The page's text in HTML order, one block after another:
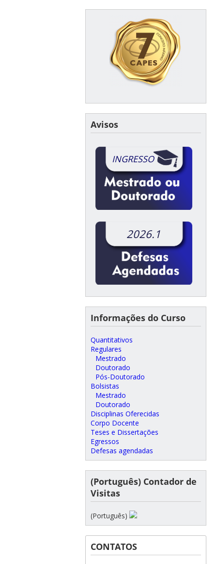
Avisos
INGRESSO
2026.1
Informações do Curso
Quantitativos
Regulares
Mestrado
Doutorado
Pós-Doutorado
Bolsistas
Mestrado
Doutorado
Disciplinas Oferecidas
Corpo Docente
Teses e Dissertações
Egressos
Defesas agendadas
(Português) Contador de
Visitas
(Português)
CONTATOS